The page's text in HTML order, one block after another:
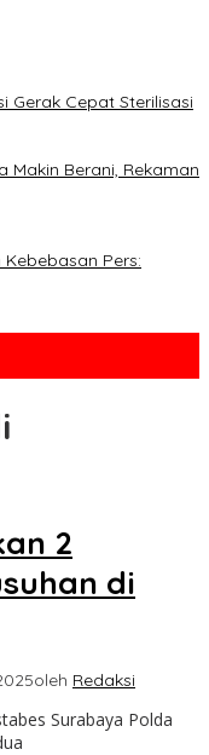
Gerak Cepat Sterilisasi
Makin Berani, Rekaman
Pers:
2
di
oleh Redaksi
Surabaya Polda